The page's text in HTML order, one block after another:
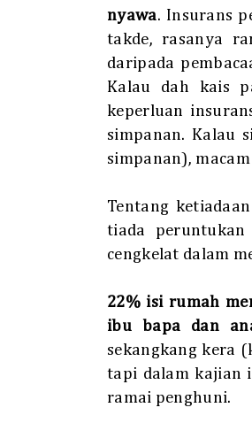
nyawa. Insurans
takde, rasanya
daripada
Kalau dah kais
keperluan
simpanan. Kalau
simpanan),
Tentang
tiada peruntukan
cengkelat dalam
22% isi rumah
ibu bapa dan
sekangkang kera
tapi dalam kajian
ramai penghuni.